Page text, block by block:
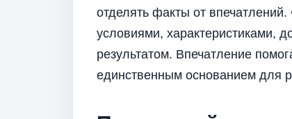
отделять факты от
условиями, характеристиками,
результатом. Впечатление
единственным основанием для